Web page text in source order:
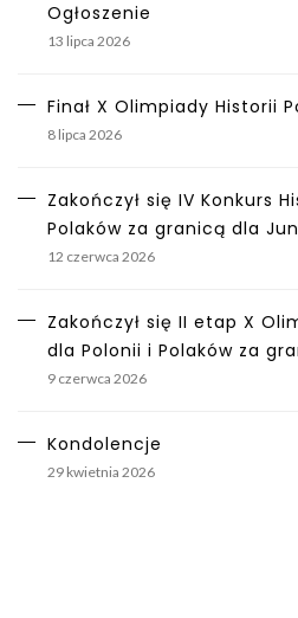
Ogłoszenie
13 lipca 2026
Finał X Olimpiady Historii
8 lipca 2026
Zakończył się IV Konkurs
Polaków za granicą dla
12 czerwca 2026
Zakończył się II etap X
dla Polonii i Polaków za
9 czerwca 2026
Kondolencje
29 kwietnia 2026